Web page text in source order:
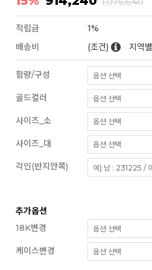
적립금
1%
배송비
(조건) 지역별
함량/구성
골드컬러
사이즈_소
사이즈_대
각인(반지안쪽)
추가옵션
18K변경
케이스변경